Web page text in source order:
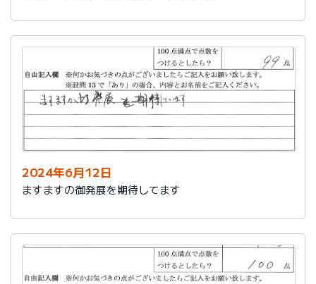
時はよろしくお願いします。
2024年6月12日
ますますの御発展を期待してます